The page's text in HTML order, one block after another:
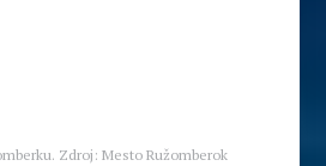
Zdroj: Mesto Ružomberok